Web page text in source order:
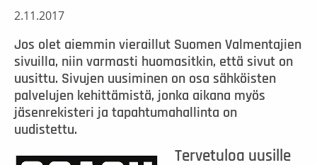
2.11.2017
Jos olet aiemmin vieraillut Suomen Valmentajien
sivuilla, niin varmasti huomasitkin, että sivut on
uusittu. Sivujen uusiminen on osa sähköisten
palvelujen kehittämistä, jonka aikana myös
jäsenrekisteri ja tapahtumahallinta on
uudistettu.
Tervetuloa uusille